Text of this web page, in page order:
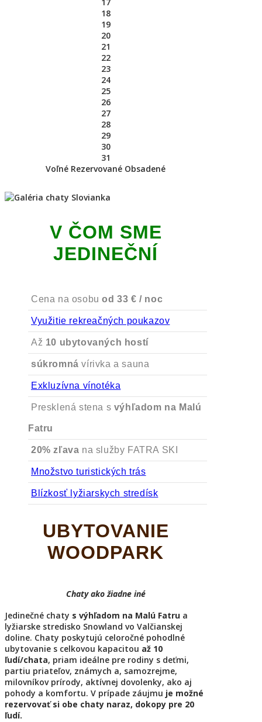
17
18
19
20
21
22
23
24
25
26
27
28
29
30
31
Voľné Rezervované Obsadené
V ČOM SME
JEDINEČNÍ
Cena na osobuod 33 € / noc
Využitie rekreačných poukazov
Až 10 ubytovaných hostí
súkromnávírivka a sauna
Exkluzívna vínotéka
Presklená stena s výhľadom na Malú
Fatru
20% zľava na služby FATRA SKI
Množstvo turistických trás
Blízkosť lyžiarskych stredísk
UBYTOVANIE
WOODPARK
Chaty ako žiadne iné
Jedinečné chaty s výhľadom na Malú Fatru a
lyžiarske stredisko Snowland vo Valčianskej
doline. Chaty poskytujú celoročné pohodlné
ubytovanie s celkovou kapacitou až 10
ľudí/chata, priam ideálne pre rodiny s deťmi,
partiu priateľov, známych a, samozrejme,
milovníkov prírody, aktívnej dovolenky, ako aj
pohody a komfortu. V prípade záujmu je možné
rezervovať si obe chaty naraz, dokopy pre 20
ľudí.